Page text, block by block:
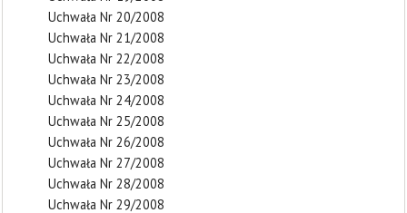
Uchwała Nr 20/2008
Uchwała Nr 21/2008
Uchwała Nr 22/2008
Uchwała Nr 23/2008
Uchwała Nr 24/2008
Uchwała Nr 25/2008
Uchwała Nr 26/2008
Uchwała Nr 27/2008
Uchwała Nr 28/2008
Uchwała Nr 29/2008